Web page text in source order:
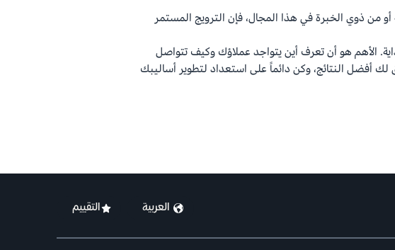
من ذوي الخبرة في هذا المجال، فإن الترويج المستمر
الأهم هو أن تعرف أين يتواجد عملاؤك وكيف تتواصل
أفضل النتائج، وكن دائماً على استعداد لتطوير أساليبك
العربية التقييم